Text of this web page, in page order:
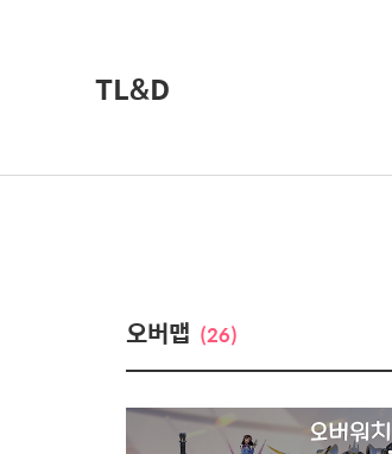
TL&D
오버맵 (26)